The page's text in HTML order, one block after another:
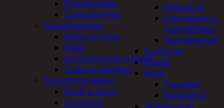
Peltisakset
Pulttisakset ja
voimaleikkurit
vetoniittipihdit
Puristimet
Puukot
Sahat
Puusahat
Rautasahat
Pöytäkynttilät
Tuoksukynttilät
Sisustusesineet
Kalvot ja tarrat
Kellot
Koriste-esineet ja kasvit
Taulut ja kehykset
Toimistotarvikkeet
Kynät ja kumit
Laminointi